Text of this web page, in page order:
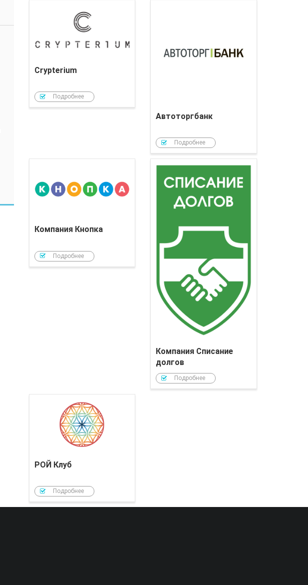
Crypterium
Подробнее
Автоторгбанк
Подробнее
Компания Кнопка
Подробнее
Компания Кнопка
Компания Списание
долгов
Подробнее
РОЙ Клуб
Подробнее